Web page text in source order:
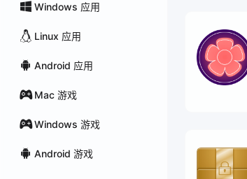
Windows 应用
Linux 应用
Android 应用
Mac 游戏
Windows 游戏
Android 游戏